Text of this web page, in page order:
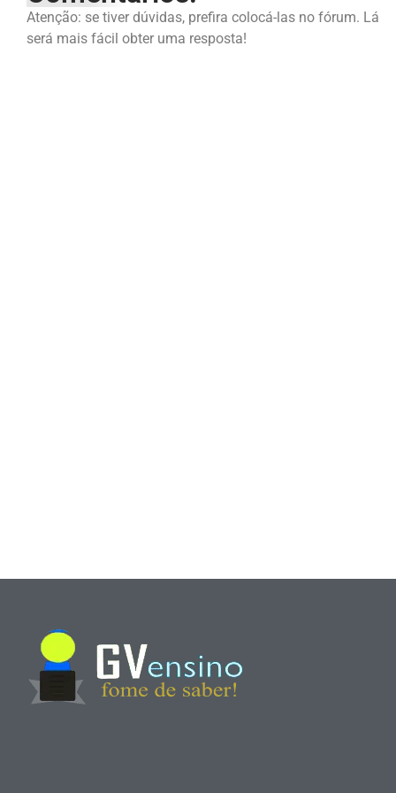
Atenção: se tiver dúvidas, prefira colocá-las no fórum. Lá
será mais fácil obter uma resposta!